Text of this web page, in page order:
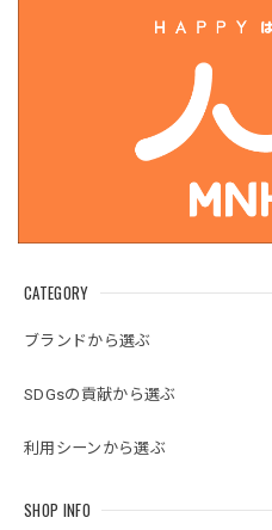
CATEGORY
ブランドから選ぶ
SDGsの貢献から選ぶ
利用シーンから選ぶ
SHOP INFO